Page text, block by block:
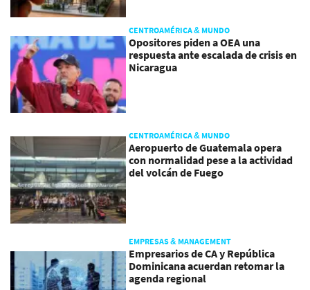
CENTROAMÉRICA & MUNDO
Opositores piden a OEA una
respuesta ante escalada de crisis en
Nicaragua
CENTROAMÉRICA & MUNDO
Aeropuerto de Guatemala opera
con normalidad pese a la actividad
del volcán de Fuego
EMPRESAS & MANAGEMENT
Empresarios de CA y República
Dominicana acuerdan retomar la
agenda regional